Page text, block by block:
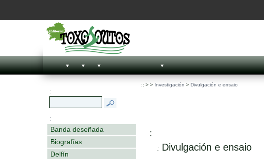
:
:
Banda deseñada
Biografías
Delfín
:: > > Investigación > Divulgación e ensaio
:
: Divulgación e ensaio